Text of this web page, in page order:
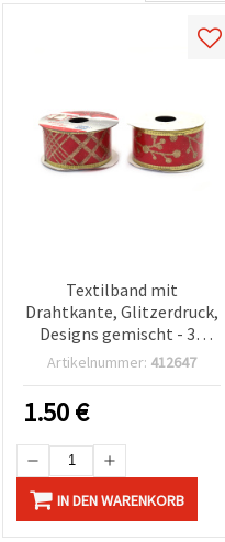
auch mit
Unterstützung
unserer
Partner für
akzeptieren,
ablehnen
oder Ihre
Auswahl in
Einstellungen
individuell
festlegen.
Ihre
Einwilligung
können Sie
jederzeit
ändern
Textilband mit
Drahtkante, Glitzerdruck,
Designs gemischt - 38
mm x 2,70 m
Artikelnummer: 412647
1.50€
IN DEN WARENKORB